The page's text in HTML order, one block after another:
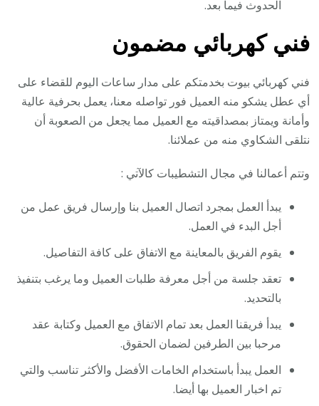
الحدوث فيما بعد.
فني كهربائي مضمون
فني كهربائي بيوت بخدمتكم على مدار ساعات اليوم للقضاء على
أي عطل يشكو منه العميل فور تواصله معنا، يعمل بحرفية عالية
وأمانة ويمتاز بمصداقيته مع العميل مما يجعل من الصعوبة أن
نتلقى الشكاوي منه من عملائنا.
وتتم أعمالنا في مجال التشطيبات كالآتي :
يبدأ العمل بمجرد اتصال العميل بنا وإرسال فريق عمل من
أجل البدء في العمل.
يقوم الفريق بالمعاينة مع الاتفاق على كافة التفاصيل.
تعقد جلسة من أجل معرفة طلبات العميل وما يرغب بتنفيذ
بالتحديد.
يبدأ فريقنا العمل بعد تمام الاتفاق مع العميل وكتابة عقد
مرحبا بين الطرفين لضمان الحقوق.
العمل يبدأ باستخدام الخامات الأفضل والأكثر تناسب والتي
تم اخبار العميل بها أيضا.